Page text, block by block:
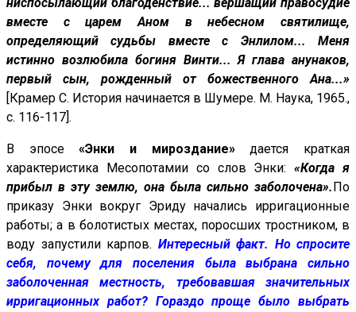
ниспосылающий благоденствие... вершащий правосудие
вместе с царем Аном в небесном святилище,
определяющий судьбы вместе с Энлилом... Меня
истинно возлюбила богиня Винти... Я глава анунаков,
первый сын, рожденный от божественного Ана...»
[Крамер С. История начинается в Шумере. М. Наука, 1965.,
с. 116-117].
В эпосе«Энки и мироздание»дается краткая
характеристика Месопотамии со слов Энки:«Когда я
прибыл в эту землю, она была сильно заболочена». По
приказу Энки вокруг Эриду начались ирригационные
работы; а в болотистых местах, поросших тростником, в
воду запустили карпов. Интересный факт. Но спросите
себя, почему для поселения была выбрана сильно
заболоченная местность, требовавшая значительных
ирригационных работ? Гораздо проще было выбрать